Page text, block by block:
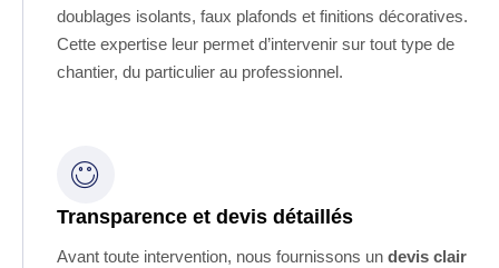
doublages isolants, faux plafonds et finitions décoratives.
Cette expertise leur permet d’intervenir sur tout type de
chantier, du particulier au professionnel.
Transparence et devis détaillés
Avant toute intervention, nous fournissons un devis clair